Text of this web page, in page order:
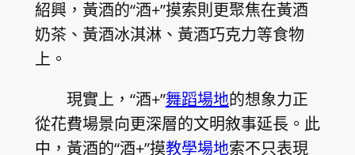
紹興，黃酒的“酒+”摸索則更聚焦在黃酒
奶茶、黃酒冰淇淋、黃酒巧克力等食物
上。
現實上，“酒+”舞蹈場地的想象力正
從花費場景向更深層的文明敘事延長。此
中，黃酒的“酒+”摸教學場地索不只表現